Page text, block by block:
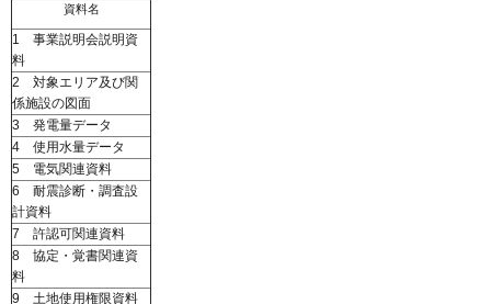
資料名
1
事業説明会説明資
料
2
対象エリア及び関
係施設の図面
3
発電量データ
4
使用水量データ
5
電気関連資料
6
耐震診断・調査設
計資料
7
許認可関連資料
8
協定・覚書関連資
料
9
土地使用権限資料